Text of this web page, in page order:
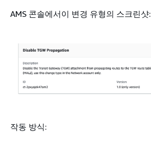
AMS 콘솔에서이 변경 유형의 스크린샷:
작동 방식: